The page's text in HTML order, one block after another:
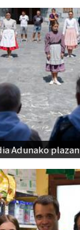
Adunako plazan